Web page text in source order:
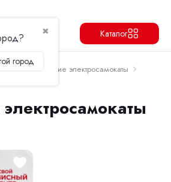
✖
город
Каталог
Городские электросамокаты
Перейти в корзину